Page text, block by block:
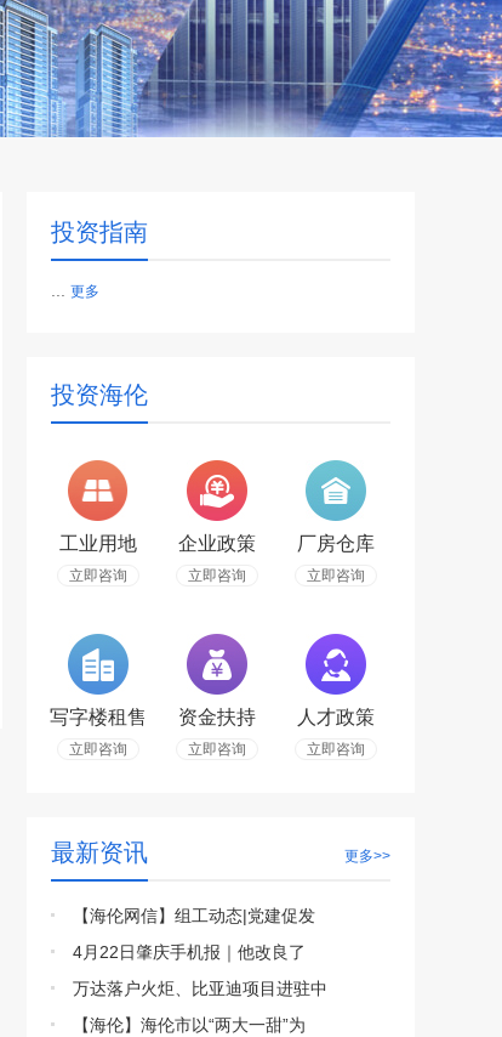
投资指南
更多
投资海伦
工业用地
立即咨询
企业政策
立即咨询
厂房仓库
立即咨询
写字楼租售
立即咨询
资金扶持
立即咨询
人才政策
立即咨询
最新资讯 更多>>
【海伦网信】组工动态|党建促发
4月22日肇庆手机报｜他改良了
万达落户火炬、比亚迪项目进驻中
【海伦】海伦市以“两大一甜”为